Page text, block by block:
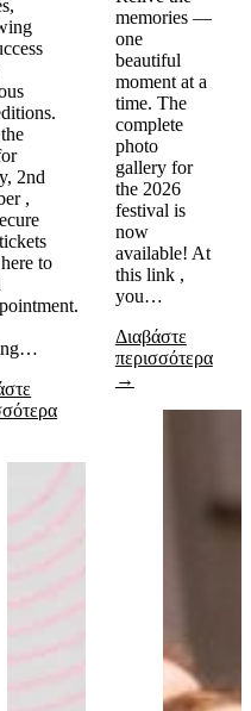
2nd
,
to
memories —
one
beautiful
moment at a
time. The
complete
photo
gallery for
the 2026
festival is
now
available! At
this link ,
you…
Διαβάστε
περισσότερα
→